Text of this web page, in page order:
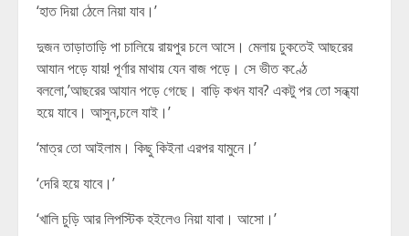
‘হাত দিয়া ঠেলে নিয়া যাব।’
দুজন তাড়াতাড়ি পা চালিয়ে রায়পুর চলে আসে। মেলায় ঢুকতেই আছরের
আযান পড়ে যায়! পূর্ণার মাথায় যেন বাজ পড়ে। সে ভীত কণ্ঠে
বললো,’আছরের আযান পড়ে গেছে। বাড়ি কখন যাব? একটু পর তো সন্ধ্যা
হয়ে যাবে। আসুন,চলে যাই।’
‘মাত্র তো আইলাম। কিছু কিইনা এরপর যামুনে।’
‘দেরি হয়ে যাবে।’
‘খালি চুড়ি আর লিপস্টিক হইলেও নিয়া যাবা। আসো।’